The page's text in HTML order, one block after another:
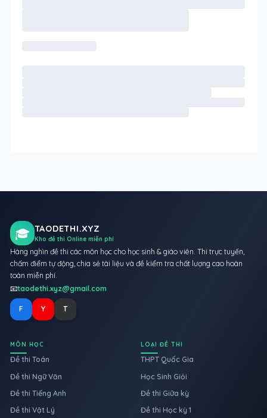
🎓 TAODETHI.XYZ
Kho đề thi Online miễn phí
Hàng nghìn đề thi các môn học cho học sinh & giáo viên. Thi trực tuyến,
chấm điểm tự động, chia sẻ tài liệu và đề kiểm tra chất lượng cao hoàn
toàn miễn phí.
📧taodethi.xyz@gmail.com
F Y T
MÔN HỌC
Đề thi Toán
Đề thi Ngữ Văn
Đề thi Tiếng Anh
Đề thi Vật Lý
LOẠI ĐỀ THI
THPT Quốc Gia
Học Sinh Giỏi
Đề thi Giữa kỳ
Đề thi Học kỳ 1